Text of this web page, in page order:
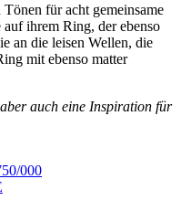
für acht gemeinsame
ihrem Ring, der ebenso
an die leisen Wellen, die
mit ebenso matter
auch eine Inspiration für
000